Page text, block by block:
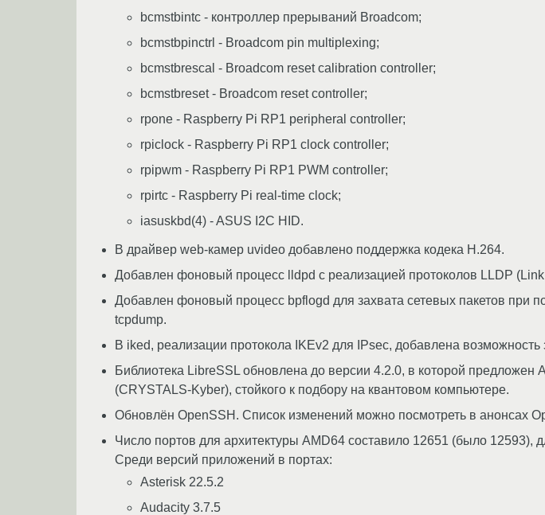
bcmstbintc - контроллер прерываний Broadcom;
bcmstbpinctrl - Broadcom pin multiplexing;
bcmstbrescal - Broadcom reset calibration controller;
bcmstbreset - Broadcom reset controller;
rpone - Raspberry Pi RP1 peripheral controller;
rpiclock - Raspberry Pi RP1 clock controller;
rpipwm - Raspberry Pi RP1 PWM controller;
rpirtc - Raspberry Pi real-time clock;
iasuskbd(4) - ASUS I2C HID.
В драйвер web-камер uvideo добавлено поддержка кодека H.264.
Добавлен фоновый процесс lldpd с реализацией протоколов LLDP
Добавлен фоновый процесс bpflogd для захвата сетевых пакетов при
tcpdump.
В iked, реализации протокола IKEv2 для IPsec, добавлена возможность
Библиотека LibreSSL обновлена до версии 4.2.0, в которой
(CRYSTALS-Kyber), стойкого к подбору на квантовом компьютере.
Обновлён OpenSSH. Список изменений можно посмотреть в анонсах
Число портов для архитектуры AMD64 составило 12651 (было
Среди версий приложений в портах:
Asterisk 22.5.2
Audacity 3.7.5